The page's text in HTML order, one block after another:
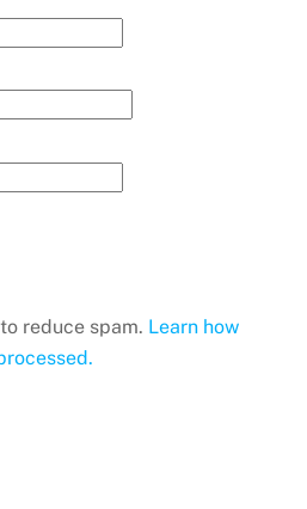
reduce spam. Learn how